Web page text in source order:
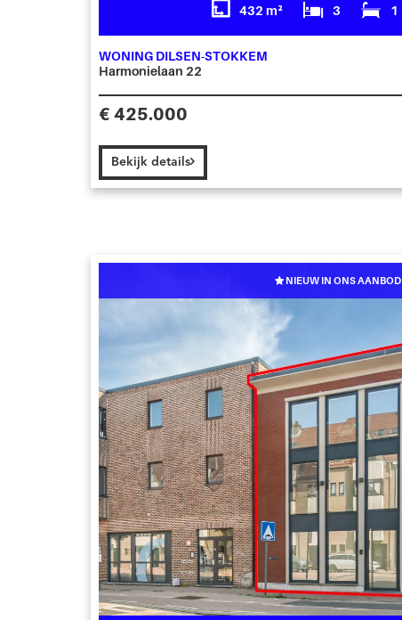
432 m² 3 1
WONING DILSEN-STOKKEM
Harmonielaan 22
€ 425.000
Bekijk details
NIEUW IN ONS AANBOD